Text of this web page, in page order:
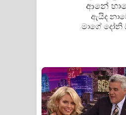
ආනේ
ඇයිද
මාගේ දෝනි